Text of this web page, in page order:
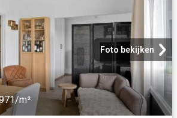
Foto bekijken
m²